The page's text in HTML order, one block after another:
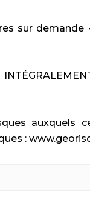
sur demande
auxquels
: